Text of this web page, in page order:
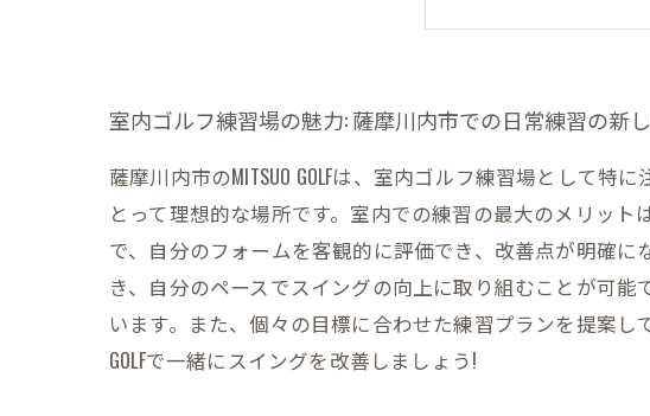
スイング改善の実
室内ゴルフ練習場の魅力: 薩摩川内市での日常練習の新
薩摩川内市のMITSUO GOLFは、室内ゴルフ練習場として
とって理想的な場所です。室内での練習の最大のメリッ
で、自分のフォームを客観的に評価でき、改善点が明確
き、自分のペースでスイングの向上に取り組むことが可能
います。また、個々の目標に合わせた練習プランを提案し
GOLFで一緒にスイングを改善しましょう!